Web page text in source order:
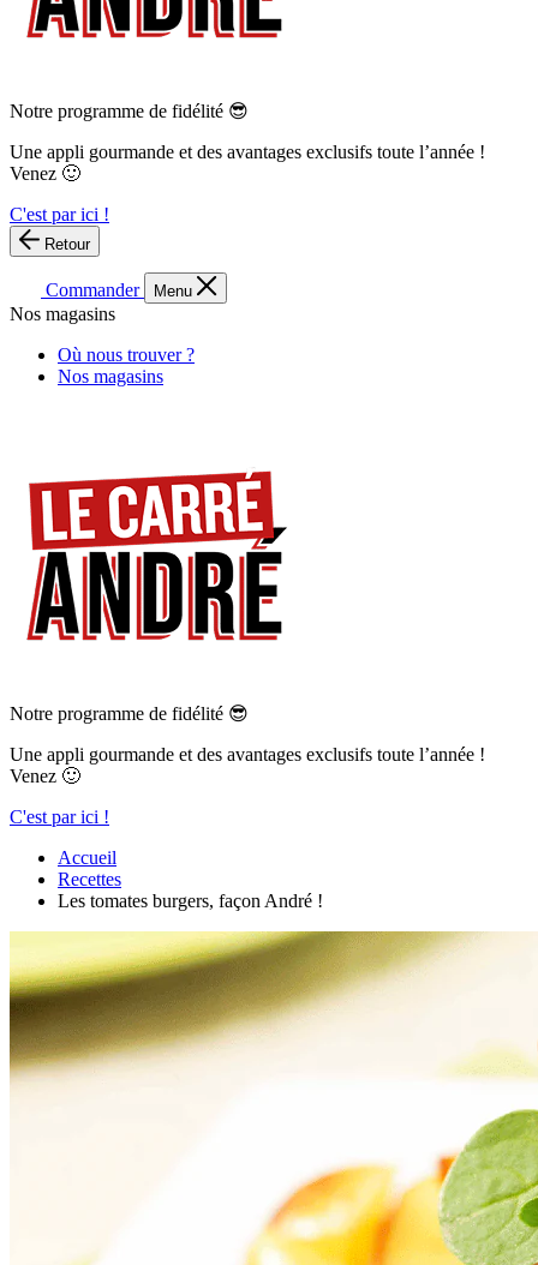
Notre programme de fidélité 😎
Une appli gourmande et des avantages exclusifs toute l’année !
Venez 🙂
C'est par ici !
Retour
Commander Menu
Nos magasins
Où nous trouver ?
Nos magasins
Notre programme de fidélité 😎
Une appli gourmande et des avantages exclusifs toute l’année !
Venez 🙂
C'est par ici !
Accueil
Recettes
Les tomates burgers, façon André !